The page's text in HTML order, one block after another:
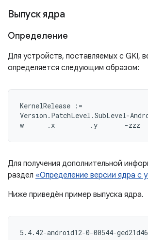
Выпуск ядра
Определение
Для устройств, поставляемых с GKI,
определяется следующим образом:
KernelRelease :=
Version.PatchLevel.SubLevel-
Для получения дополнительной
раздел «Определение версии ядра с
Ниже приведён пример выпуска ядра.